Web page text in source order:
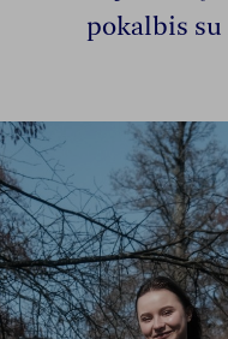
pokalbis